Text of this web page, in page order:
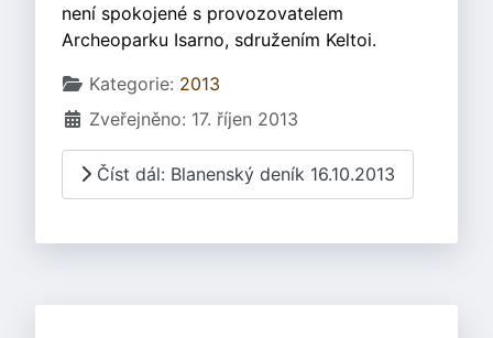
není spokojené s provozovatelem
Archeoparku Isarno, sdružením Keltoi.
Základní údaje
Kategorie: 2013
Zveřejněno: 17. říjen 2013
Číst dál: Blanenský deník 16.10.2013